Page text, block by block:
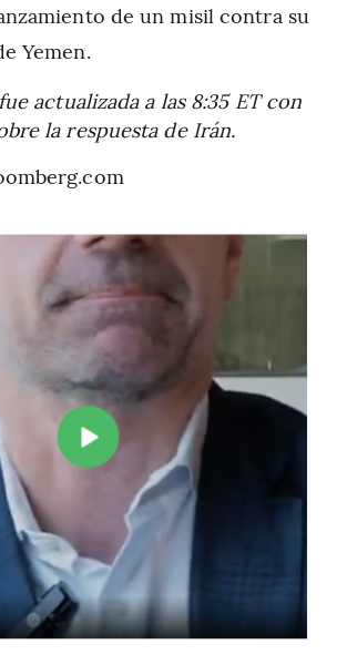
de un misil contra su
Yemen.
actualizada a las 8:35 ET con
la respuesta de Irán.